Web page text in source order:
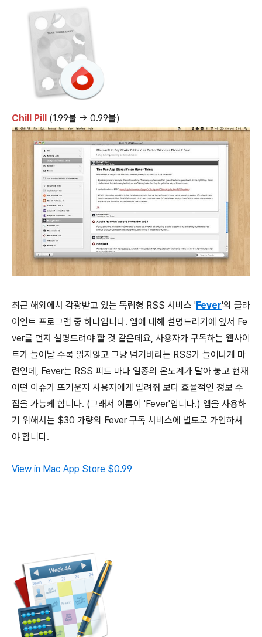
Chill Pill (1.99불 → 0.99불)
최근 해외에서 각광받고 있는 독립형 RSS 서비스 'Fever'의 클라
이언트 프로그램 중 하나입니다. 앱에 대해 설명드리기에 앞서 Fe
ver를 먼저 설명드려야 할 것 같은데요, 사용자가 구독하는 웹사이
트가 늘어날 수록 읽지않고 그냥 넘겨버리는 RSS가 늘어나게 마
련인데, Fever는 RSS 피드 마다 일종의 온도계가 달아 놓고 현재
어떤 이슈가 뜨거운지 사용자에게 알려줘 보다 효율적인 정보 수
집을 가능케 합니다. (그래서 이름이 'Fever'입니다.) 앱을 사용하
기 위해서는 $30 가량의 Fever 구독 서비스에 별도로 가입하셔
야 합니다.
View in Mac App Store $0.99